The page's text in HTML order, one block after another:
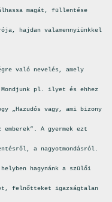
magát, füllentése
hajdan valamennyiünkkel
való nevelés, amely
pl. ilyet és ehhez
„Hazudós vagy, ami bizony
A gyermek ezt
a nagyotmondásról.
hagynánk a szülői
felnőtteket igazságtalan